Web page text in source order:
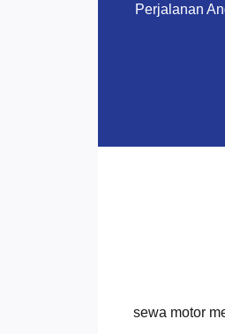
Perjalanan
sewa motor